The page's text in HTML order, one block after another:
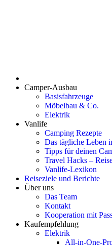
Camper-Ausbau
Basisfahrzeuge
Möbelbau & Co.
Elektrik
Vanlife
Camping Rezepte
Das tägliche Leben
Tipps für deinen
Travel Hacks –
Vanlife-Lexikon
Reiseziele und Berichte
Über uns
Das Team
Kontakt
Kooperation mit
Kaufempfehlung
Elektrik
All-in-One-